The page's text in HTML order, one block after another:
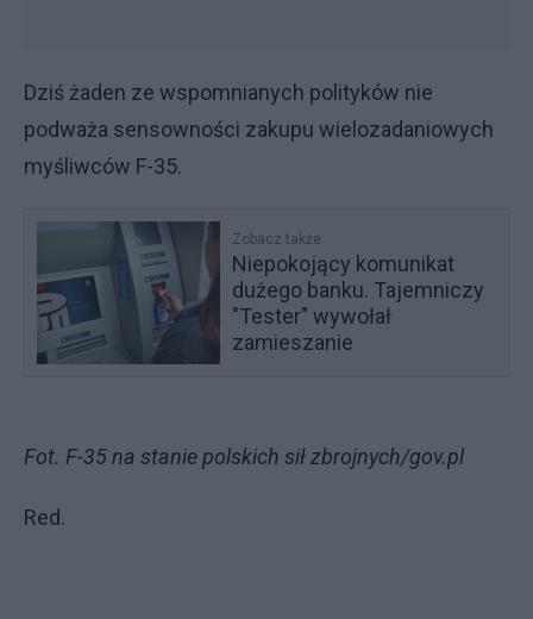
Dziś żaden ze wspomnianych polityków nie
podważa sensowności zakupu wielozadaniowych
myśliwców F-35.
Zobacz także
Niepokojący komunikat
dużego banku. Tajemniczy
"Tester" wywołał
zamieszanie
Fot. F-35 na stanie polskich sił zbrojnych/gov.pl
Red.